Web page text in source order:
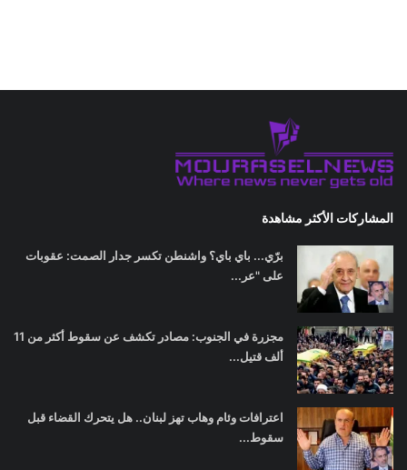
المشاركات الأكثر مشاهدة
برّي... باي باي؟ واشنطن تكسر جدار الصمت: عقوبات
على "عر...
مجزرة في الجنوب: مصادر تكشف عن سقوط أكثر من 11
ألف قتيل...
اعترافات وئام وهاب تهز لبنان.. هل يتحرك القضاء قبل
سقوط...